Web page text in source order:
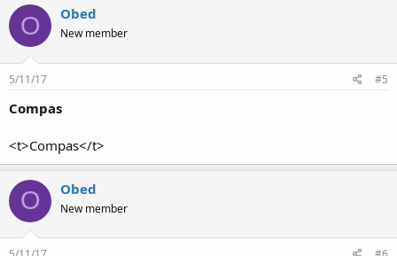
O Obed
New member
5/11/17 #5
Compas
<t>Compas</t>
O Obed
New member